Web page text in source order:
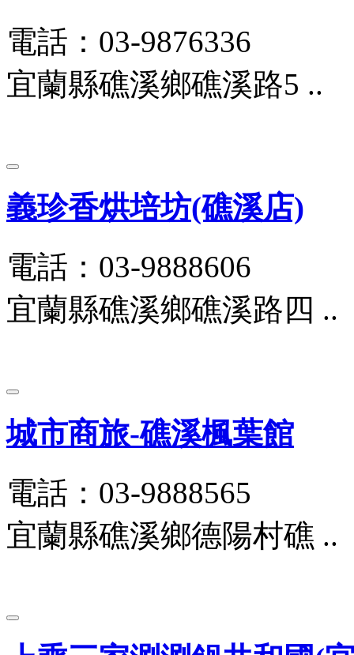
電話：03-9876336
宜蘭縣礁溪鄉礁溪路5 ..
義珍香烘培坊(礁溪店)
電話：03-9888606
宜蘭縣礁溪鄉礁溪路四 ..
城市商旅-礁溪楓葉館
電話：03-9888565
宜蘭縣礁溪鄉德陽村礁 ..